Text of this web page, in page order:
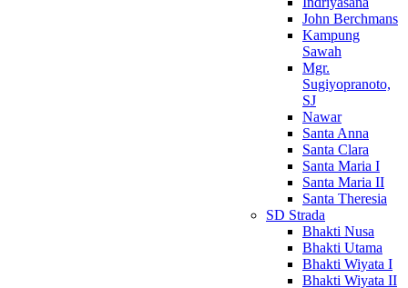
John Berchmans
Kampung
Sawah
Mgr.
Sugiyopranoto,
SJ
Nawar
Santa Anna
Santa Clara
Santa Maria I
Santa Maria II
Santa Theresia
SD Strada
Bhakti Nusa
Bhakti Utama
Bhakti Wiyata I
Bhakti Wiyata II